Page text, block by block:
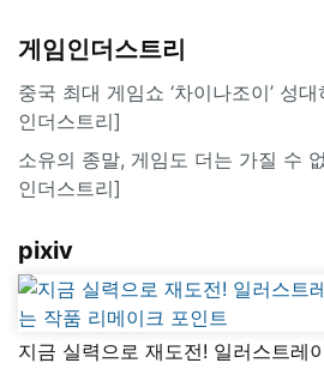
게임인더스트리
중국 최대 게임쇼 ‘차이나조이’ 성
인더스트리]
소유의 종말, 게임도 더는 가질 수
인더스트리]
pixiv
지금 실력으로 재도전! 일러스트레